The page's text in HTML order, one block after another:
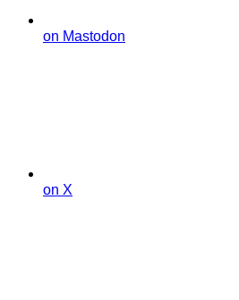
on Mastodon
on X